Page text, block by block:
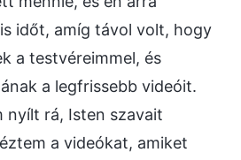
időt, amíg távol volt, hogy
a testvéreimmel, és
a legfrissebb videóit.
nyílt rá, Isten szavait
a videókat, amiket